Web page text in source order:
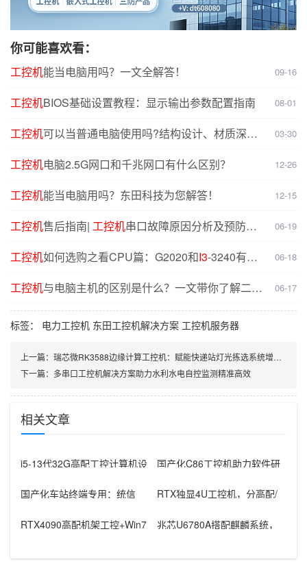
你可能喜欢看：
工控机能当电脑用吗？一文全解答！ 09-16
工控机BIOS基础设置教程：显示输出参数配置指南 08-01
工控机可以当普通电脑使用吗?结构设计、材质深度
03-30
工控机电脑2.5G网口和千兆网口有什么区别？ 12-26
工控机能当电脑用吗？东田科技为您解答！ 12-15
工控机售后指南| 工控机串口故障原因分析及预防解
06-19
工控机如何选购之看CPU篇：G2020和I3-3240有什
06-18
工控机与电脑主机的区别是什么？一文带你了解二者
核心差异
06-17
标签： 电力工控机 东田工控机解决方案 工控机服务器
上一篇： 瑞芯微RK3588边缘计算工控机：赋能快递站灯光拣选系统增效升级
下一篇： 多串口工控机解决方案助力水利水电自控监测精准高效
相关文章
i5-13代32G高配工控计算机设
国产化C86工控机助力软件研
国产化车站终端专用：统信
机落地方
RTX独显4U工控机，分高配/
RTX4090高配机架工控+Win7
兆芯U6780A搭配麒麟系统，